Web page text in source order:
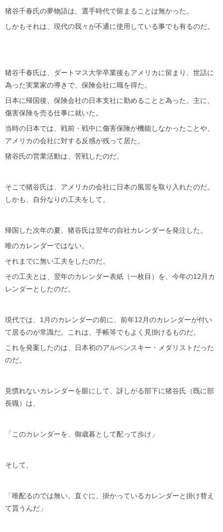
猪谷千春氏の夢物語は、選手時代で留まることは無かった。
しかもそれは、現代の我々が不通に使用している事でも有るのだ。
猪谷千春氏は、ダートマス大学卒業後もアメリカに留まり、世話に
為った実業家の導きで、保険会社に職を得た。
日本に帰国後、保険会社の日本支社に勤めることと為った。主に、
傷害保険を売る仕事に就いた。
当時の日本では、戦前・戦中に傷害保険が機能しなかったことや、
アメリカの会社に対する反感が残って居た。
猪谷氏の営業活動は、苦戦したのだ。
そこで猪谷氏は、アメリカの会社に日本の風習を取り入れたのだ。
しかも、自分なりの工夫をして。
帰国した次年の夏、猪谷氏は翌年の自社カレンダーを発注した。
唯のカレンダーではない。
それまでに無い工夫をしたのだ。
その工夫とは、翌年のカレンダー表紙（一枚目）を、今年の12月カ
レンダーとしたのだ。
現代では、1月のカレンダーの前に、前年12月のカレンダーが付い
て居るのが常識だ。これは、手帳等でもよく見掛けるものだ。
これを発案したのは、日本初のアルペンスキー・メダリストだった
のだ。
見慣れないカレンダーを眼にして、訝しがる部下に猪谷氏（既に部
長職）は、
「このカレンダーを、御歳暮として配って歩け」
そして、
「唯配るのでは無い。直ぐに、掛かっているカレンダーと掛け替え
て貰うんだ」